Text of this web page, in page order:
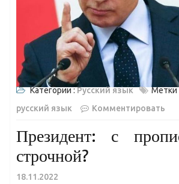
Категории :Русский язык Метки
русский язык
Комментировать
Президент: с
строчной?
18.11.2022